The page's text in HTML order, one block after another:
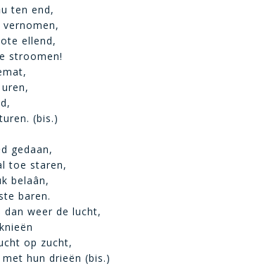
ten end,
ellend,
stroomen!
(bis.)
gedaan,
toe staren,
belaân,
baren.
dan weer de lucht,
op zucht,
hun drieën (bis.)